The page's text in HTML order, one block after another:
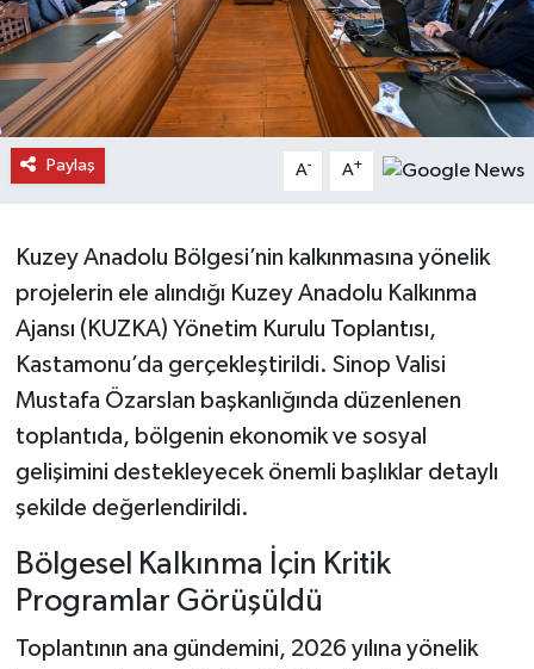
Paylaş A- A+
Kuzey Anadolu Bölgesi’nin kalkınmasına yönelik
projelerin ele alındığı Kuzey Anadolu Kalkınma
Ajansı (KUZKA) Yönetim Kurulu Toplantısı,
Kastamonu’da gerçekleştirildi. Sinop Valisi
Mustafa Özarslan başkanlığında düzenlenen
toplantıda, bölgenin ekonomik ve sosyal
gelişimini destekleyecek önemli başlıklar detaylı
şekilde değerlendirildi.
Bölgesel Kalkınma İçin Kritik
Programlar Görüşüldü
Toplantının ana gündemini, 2026 yılına yönelik
Doğanyurt Haberleri
Hanönü Haberleri
İhsangazi Haberleri
Küre Haberleri
Merkez Haberleri
Pınarbaşı Haberleri
Şenpazar Haberleri
Seydiler Haberleri
Taşköprü Haberleri
Tosya Haberleri